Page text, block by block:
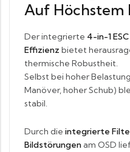
Auf Höchstem
Der integrierte 4-in-1 ESC
Effizienz bietet
thermische Robustheit.
Selbst bei hoher
Manöver, hoher Schub)
stabil.
Durch die integrierte
Bildstörungenam OSD